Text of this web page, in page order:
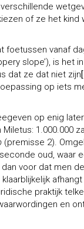
of ze het kind
vanaf
slope’), is het
dat ze dat niet zijn
op iets
op enig
1.000.000
(premisse 2).
oud, waar
voor dat men
praktijk
en